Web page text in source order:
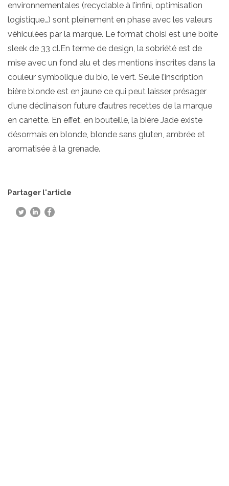
environnementales (recyclable à l’infini, optimisation
logistique…) sont pleinement en phase avec les valeurs
véhiculées par la marque. Le format choisi est une boîte
sleek de 33 cl.En terme de design, la sobriété est de
mise avec un fond alu et des mentions inscrites dans la
couleur symbolique du bio, le vert. Seule l’inscription
bière blonde est en jaune ce qui peut laisser présager
d’une déclinaison future d’autres recettes de la marque
en canette. En effet, en bouteille, la bière Jade existe
désormais en blonde, blonde sans gluten, ambrée et
aromatisée à la grenade.
Partager l'article